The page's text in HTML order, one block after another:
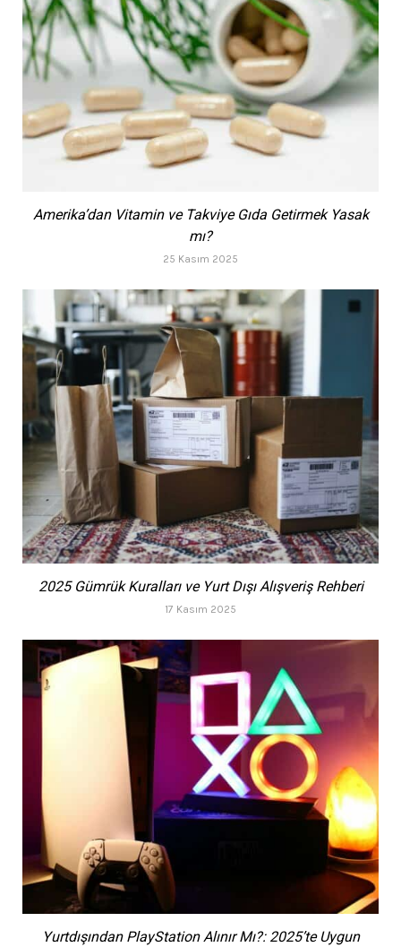
Amerika’dan Vitamin ve Takviye Gıda Getirmek Yasak
mı?
25 Kasım 2025
2025 Gümrük Kuralları ve Yurt Dışı Alışveriş Rehberi
17 Kasım 2025
Yurtdışından PlayStation Alınır Mı?: 2025’te Uygun